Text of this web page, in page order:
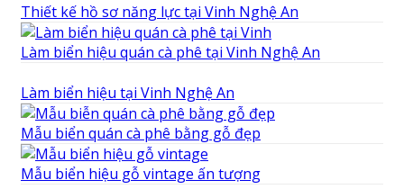
Thiết kế hồ sơ năng lực tại Vinh Nghệ An
Làm biển hiệu quán cà phê tại Vinh Nghệ An
Làm biển hiệu tại Vinh Nghệ An
Mẫu biển quán cà phê bằng gỗ đẹp
Mẫu biển hiệu gỗ vintage ấn tượng